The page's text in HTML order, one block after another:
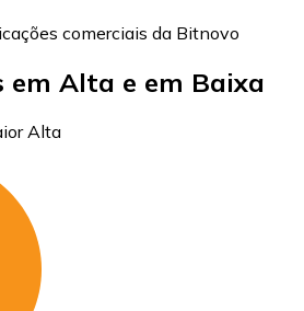
comerciais da Bitnovo
em Alta e em Baixa
Alta